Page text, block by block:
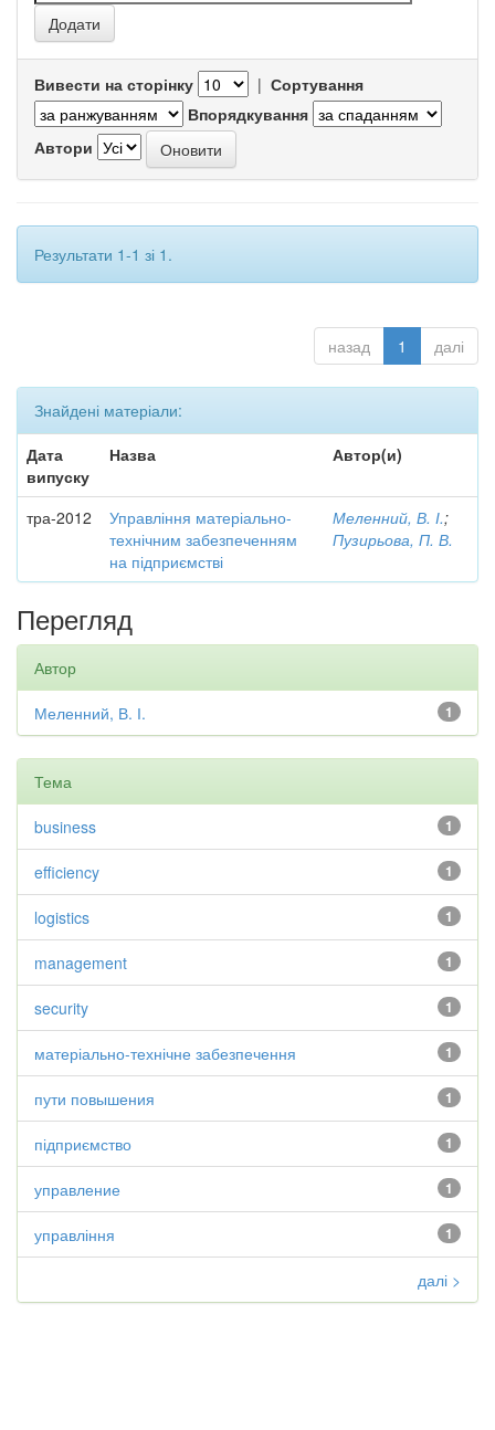
Вивести на сторінку | Сортування
Впорядкування
Автори
Результати 1-1 зі 1.
назад 1 далі
Знайдені матеріали:
Дата
випуску
Назва Автор(и)
тра-2012
Управління матеріально-
технічним забезпеченням
на підприємстві
Меленний, В. І.;
Пузирьова, П. В.
Перегляд
Автор
1
Меленний, В. І.
Тема
1
business
1
efficiency
1
logistics
1
management
1
security
1
матеріально-технічне забезпечення
1
пути повышения
1
підприємство
1
управление
1
управління
далі >